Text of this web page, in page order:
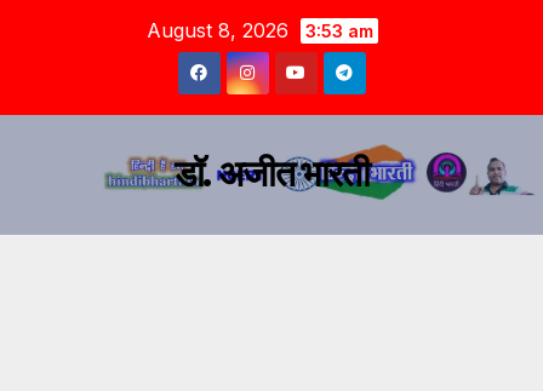
August 8, 2026 3:53 am
डॉ. अजीत भारती